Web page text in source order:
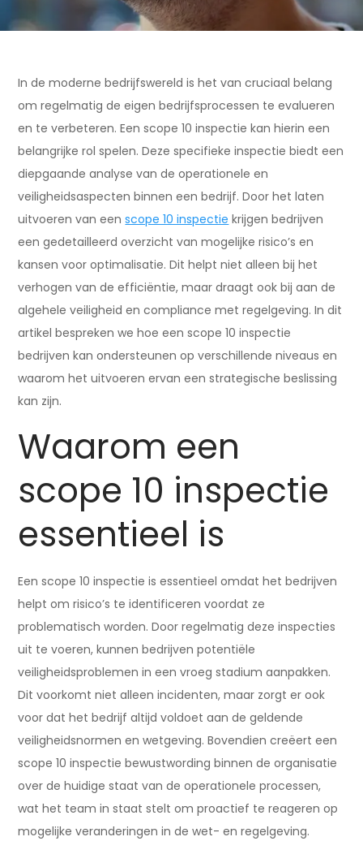
In de moderne bedrijfswereld is het van cruciaal belang
om regelmatig de eigen bedrijfsprocessen te evalueren
en te verbeteren. Een scope 10 inspectie kan hierin een
belangrijke rol spelen. Deze specifieke inspectie biedt een
diepgaande analyse van de operationele en
veiligheidsaspecten binnen een bedrijf. Door het laten
uitvoeren van eenscope 10 inspectie krijgen bedrijven
een gedetailleerd overzicht van mogelijke risico’s en
kansen voor optimalisatie. Dit helpt niet alleen bij het
verhogen van de efficiëntie, maar draagt ook bij aan de
algehele veiligheid en compliance met regelgeving. In dit
artikel bespreken we hoe een scope 10 inspectie
bedrijven kan ondersteunen op verschillende niveaus en
waarom het uitvoeren ervan een strategische beslissing
kan zijn.
Waarom een
scope 10 inspectie
essentieel is
Een scope 10 inspectie is essentieel omdat het bedrijven
helpt om risico’s te identificeren voordat ze
problematisch worden. Door regelmatig deze inspecties
uit te voeren, kunnen bedrijven potentiële
veiligheidsproblemen in een vroeg stadium aanpakken.
Dit voorkomt niet alleen incidenten, maar zorgt er ook
voor dat het bedrijf altijd voldoet aan de geldende
veiligheidsnormen en wetgeving. Bovendien creëert een
scope 10 inspectie bewustwording binnen de organisatie
over de huidige staat van de operationele processen,
wat het team in staat stelt om proactief te reageren op
mogelijke veranderingen in de wet- en regelgeving.